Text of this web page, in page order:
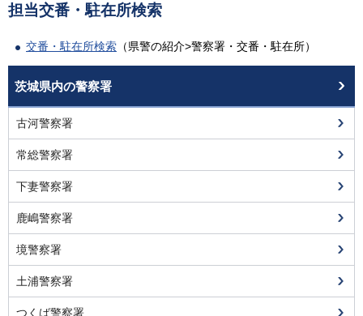
担当交番・駐在所検索
交番・駐在所検索 （県警の紹介>警察署・交番・駐在所）
茨城県内の警察署
古河警察署
常総警察署
下妻警察署
鹿嶋警察署
境警察署
土浦警察署
つくば警察署